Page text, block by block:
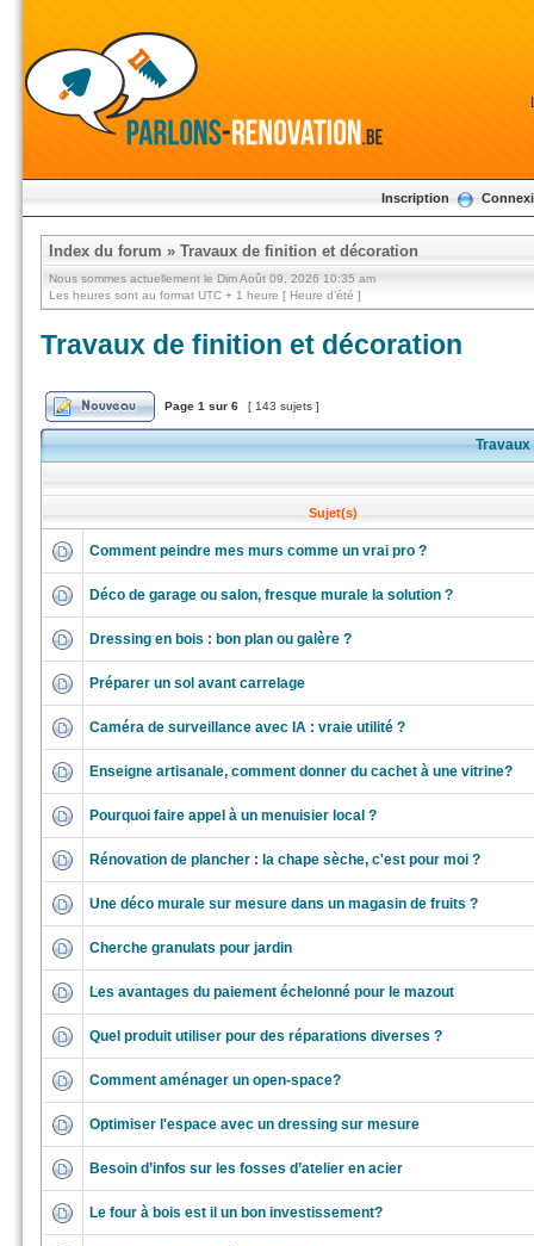
Inscription
Index du forum » Travaux de finition et décoration
Nous sommes actuellement le Dim Août 09, 2026 10:35 am
Les heures sont au format UTC + 1 heure [ Heure d’été ]
Travaux de finition et décoration
Page 1 sur 6 [ 143 sujets ]
Travaux
Sujet(s)
Comment peindre mes murs comme un vrai pro ?
Déco de garage ou salon, fresque murale la solution ?
Dressing en bois : bon plan ou galère ?
Préparer un sol avant carrelage
Caméra de surveillance avec IA : vraie utilité ?
Enseigne artisanale, comment donner du cachet à une vitrine?
Pourquoi faire appel à un menuisier local ?
Rénovation de plancher : la chape sèche, c'est pour moi ?
Une déco murale sur mesure dans un magasin de fruits ?
Cherche granulats pour jardin
Les avantages du paiement échelonné pour le mazout
Quel produit utiliser pour des réparations diverses ?
Comment aménager un open-space?
Optimiser l'espace avec un dressing sur mesure
Besoin d’infos sur les fosses d’atelier en acier
Le four à bois est il un bon investissement?